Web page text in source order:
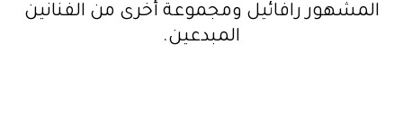
المشهور رافائيل ومجموعة أخرى من الفنانين
المبدعين.